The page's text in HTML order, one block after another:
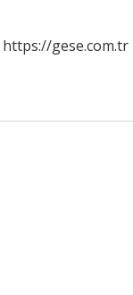
https://gese.com.tr